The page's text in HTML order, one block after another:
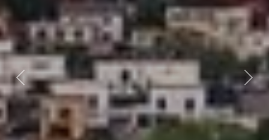
Předchozí Další